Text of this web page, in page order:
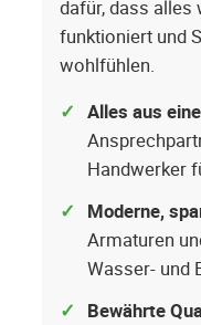
dafür, dass alles
funktioniert und
wohlfühlen.
Alles aus
Handwerker
Moderne,
Armaturen
Wasser- und
Bewährte